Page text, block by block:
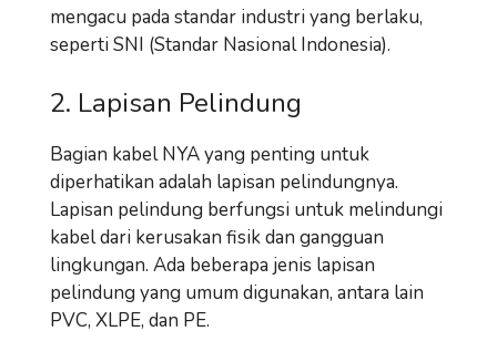
mengacu pada standar industri yang berlaku,
seperti SNI (Standar Nasional Indonesia).
2. Lapisan Pelindung
Bagian kabel NYA yang penting untuk
diperhatikan adalah lapisan pelindungnya.
Lapisan pelindung berfungsi untuk melindungi
kabel dari kerusakan fisik dan gangguan
lingkungan. Ada beberapa jenis lapisan
pelindung yang umum digunakan, antara lain
PVC, XLPE, dan PE.